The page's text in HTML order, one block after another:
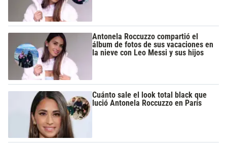
Antonela Roccuzzo compartió el
álbum de fotos de sus vacaciones en
la nieve con Leo Messi y sus hijos
Cuánto sale el look total black que
lució Antonela Roccuzzo en París